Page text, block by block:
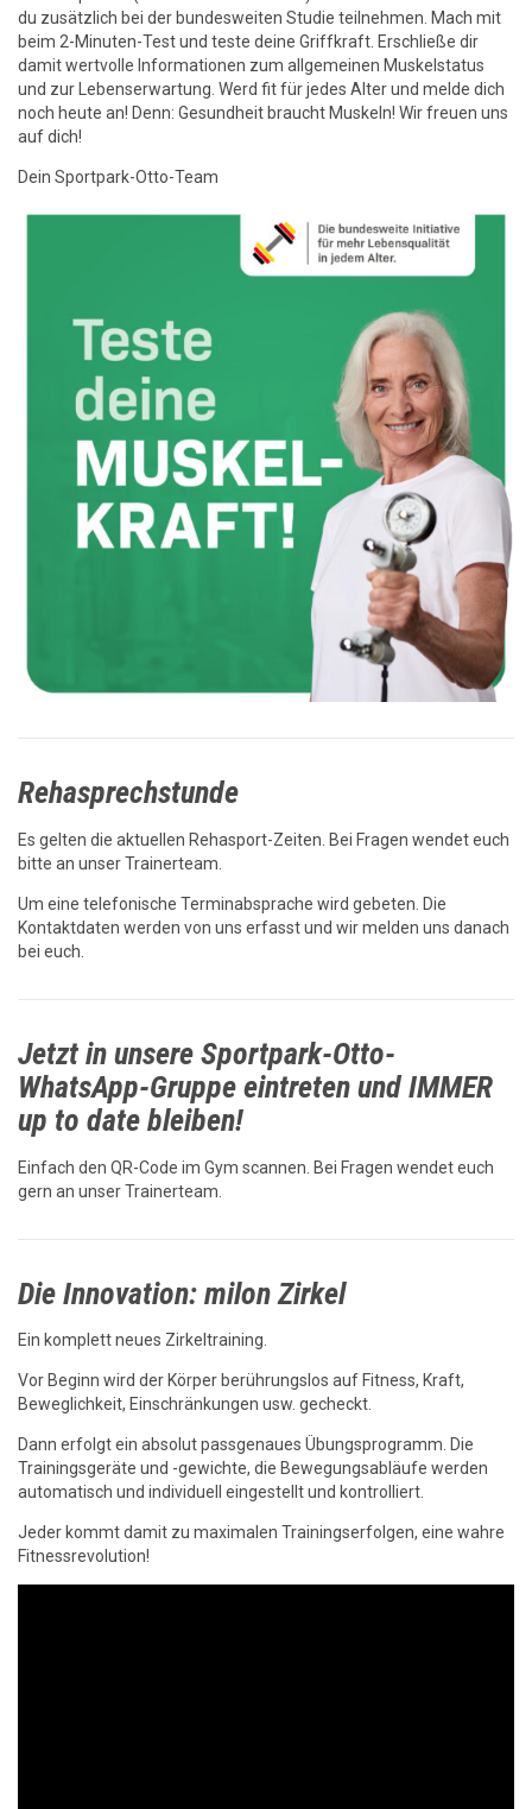
du zusätzlich bei der bundesweiten Studie teilnehmen. Mach mit
beim 2-Minuten-Test und teste deine Griffkraft. Erschließe dir
damit wertvolle Informationen zum allgemeinen Muskelstatus
und zur Lebenserwartung. Werd fit für jedes Alter und melde dich
noch heute an! Denn: Gesundheit braucht Muskeln! Wir freuen uns
auf dich!
Dein Sportpark-Otto-Team
Rehasprechstunde
Es gelten die aktuellen Rehasport-Zeiten. Bei Fragen wendet euch
bitte an unser Trainerteam.
Um eine telefonische Terminabsprache wird gebeten. Die
Kontaktdaten werden von uns erfasst und wir melden uns danach
bei euch.
Jetzt in unsere Sportpark-Otto-
WhatsApp-Gruppe eintreten und IMMER
up to date bleiben!
Einfach den QR-Code im Gym scannen. Bei Fragen wendet euch
gern an unser Trainerteam.
Die Innovation: milon Zirkel
Ein komplett neues Zirkeltraining.
Vor Beginn wird der Körper berührungslos auf Fitness, Kraft,
Beweglichkeit, Einschränkungen usw. gecheckt.
Dann erfolgt ein absolut passgenaues Übungsprogramm. Die
Trainingsgeräte und -gewichte, die Bewegungsabläufe werden
automatisch und individuell eingestellt und kontrolliert.
Jeder kommt damit zu maximalen Trainingserfolgen, eine wahre
Fitnessrevolution!